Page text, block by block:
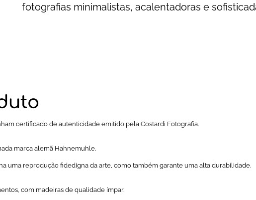
fotografias minimalistas, acalentadoras e
certificado de autenticidade emitido pela Costardi Fotografia.
marca alemã Hahnemuhle.
uma reprodução fidedigna da arte, como também garante uma alta durabilidade.
com madeiras de qualidade ímpar.